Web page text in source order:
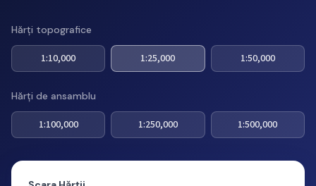
Hărți topografice
1:10,000 1:25,000 1:50,000
Hărți de ansamblu
1:100,000 1:250,000 1:500,000